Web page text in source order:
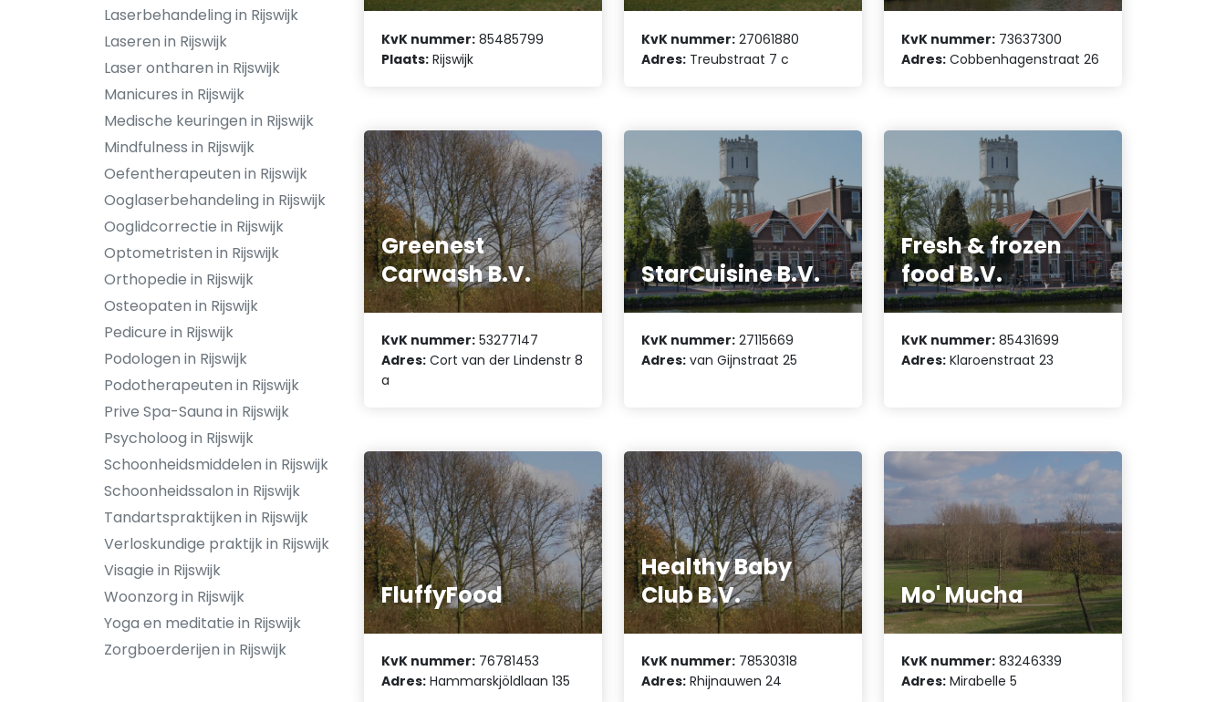
Laserbehandeling in Rijswijk
Laseren in Rijswijk
Laser ontharen in Rijswijk
Manicures in Rijswijk
Medische keuringen in Rijswijk
Mindfulness in Rijswijk
Oefentherapeuten in Rijswijk
Ooglaserbehandeling in Rijswijk
Ooglidcorrectie in Rijswijk
Optometristen in Rijswijk
Orthopedie in Rijswijk
Osteopaten in Rijswijk
Pedicure in Rijswijk
Podologen in Rijswijk
Podotherapeuten in Rijswijk
Prive Spa-Sauna in Rijswijk
Psycholoog in Rijswijk
Schoonheidsmiddelen in Rijswijk
Schoonheidssalon in Rijswijk
Tandartspraktijken in Rijswijk
Verloskundige praktijk in Rijswijk
Visagie in Rijswijk
Woonzorg in Rijswijk
Yoga en meditatie in Rijswijk
Zorgboerderijen in Rijswijk
KvK nummer: 85485799
Plaats: Rijswijk
KvK nummer: 27061880
Adres: Treubstraat 7 c
KvK nummer: 73637300
Adres: Cobbenhagenstraat 26
Greenest
Carwash B.V.
KvK nummer: 53277147
Adres: Cort van der Lindenstr 8
a
StarCuisine B.V.
KvK nummer: 27115669
Adres: van Gijnstraat 25
Fresh & frozen
food B.V.
KvK nummer: 85431699
Adres: Klaroenstraat 23
FluffyFood
KvK nummer: 76781453
Adres: Hammarskjöldlaan 135
Healthy Baby
Club B.V.
KvK nummer: 78530318
Adres: Rhijnauwen 24
Mo' Mucha
KvK nummer: 83246339
Adres: Mirabelle 5